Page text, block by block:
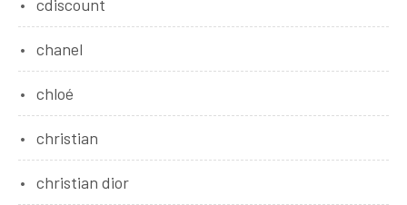
cdiscount
chanel
chloé
christian
christian dior